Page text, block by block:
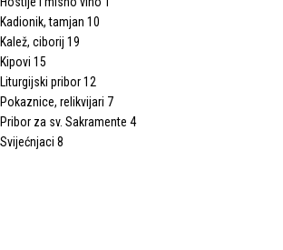
Kadionik, tamjan 10
Kalež, ciborij 19
Kipovi 15
Liturgijski pribor12
Pokaznice, relikvijari 7
Pribor za sv. Sakramente 4
Svijećnjaci 8